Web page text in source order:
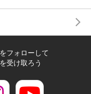
フォローして
受け取ろう